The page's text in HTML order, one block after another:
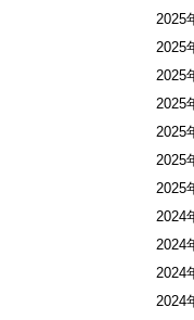
2025
2025
2025
2025
2025
2025
2025
2024
2024
2024
2024